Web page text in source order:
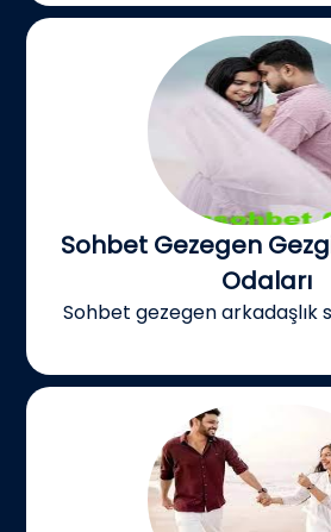
Sohbet Gezegen
Odaları
Sohbet gezegen arkadaşlık